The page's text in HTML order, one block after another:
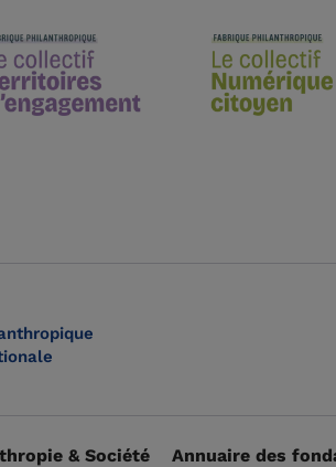
& Société Annuaire des